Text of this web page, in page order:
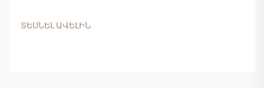
մեկը: Այս բաղադրյալ նյութը, որը պատրաստված է
ՏԵՍՆԵԼ ԱՎԵԼԻՆ